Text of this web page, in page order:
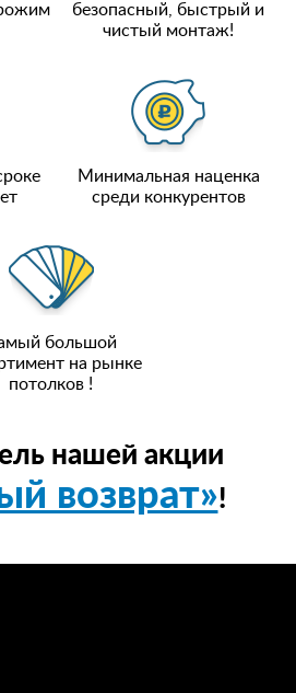
безопасный, быстрый и
чистый монтаж!
Минимальная наценка
среди конкурентов
большой
на рынке
потолков !
нашей акции
возврат»!